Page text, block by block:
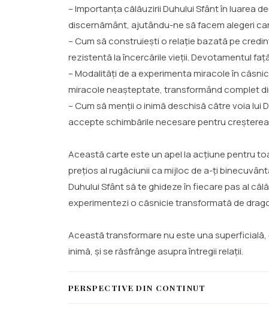
– Importanța călăuzirii Duhului Sfânt în luarea
discernământ, ajutându-ne să facem alegeri
– Cum să construiești o relație bazată pe
rezistentă la încercările vieții. Devotamentul
– Modalități de a experimenta miracole în
miracole neașteptate, transformând complet
– Cum să menții o inimă deschisă către voia
accepte schimbările necesare pentru
Această carte este un apel la acțiune pentru
prețios al rugăciunii ca mijloc de a-ți
Duhului Sfânt să te ghideze în fiecare pas al
experimentezi o căsnicie transformată de
Această transformare nu este una
inimă, și se răsfrânge asupra întregii relații.
PERSPECTIVE DIN CONTINUT